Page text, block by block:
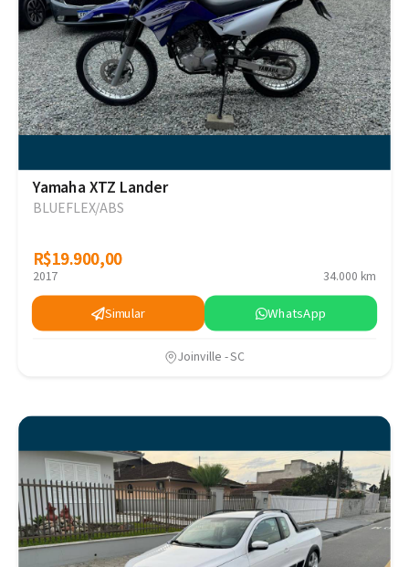
Yamaha XTZ Lander
BLUEFLEX/ABS
R$19.900,00
R$19.900,00
2017 34.000 km
Simular WhatsApp
Joinville - SC